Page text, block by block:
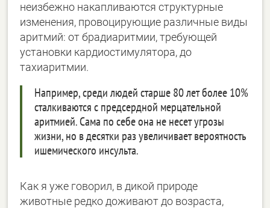
неизбежно накапливаются структурные
изменения, провоцирующие различные виды
аритмий: от брадиаритмии, требующей
установки кардиостимулятора, до
тахиаритмии.
Например, среди людей старше 80 лет более 10%
сталкиваются с предсердной мерцательной
аритмией. Сама по себе она не несет угрозы
жизни, но в десятки раз увеличивает вероятность
ишемического инсульта.
Как я уже говорил, в дикой природе
животные редко доживают до возраста,